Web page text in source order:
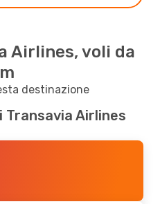
Airlines, voli da
destinazione
Airlines